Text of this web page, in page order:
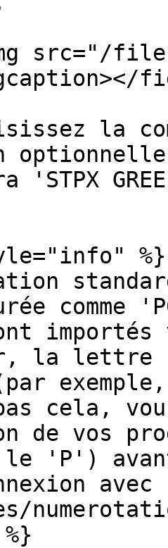
src="/files/
la
optionnelle
%}
comme
importés
la lettre
cela,
de vos
le 'P')